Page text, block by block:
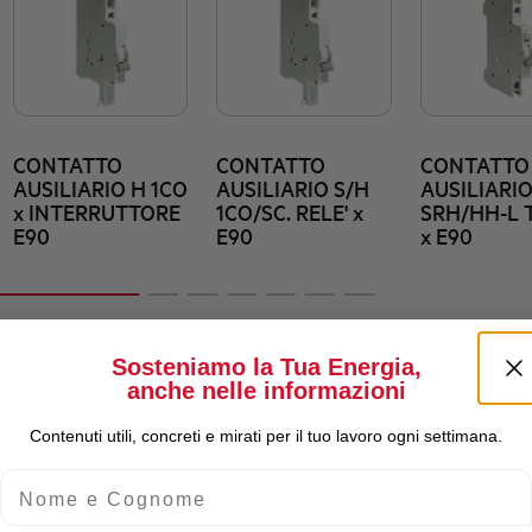
CONTATTO
AUSILIARIO H 1CO
x INTERRUTTORE
E90
CONTATTO
AUSILIARIO S/H
1CO/SC. RELE' x
E90
CONTATTO
AUSILIARIO
SRH/HH-L
x E90
Sosteniamo la Tua Energia,
anche nelle informazioni
Contenuti utili, concreti e mirati per il tuo lavoro ogni settimana.